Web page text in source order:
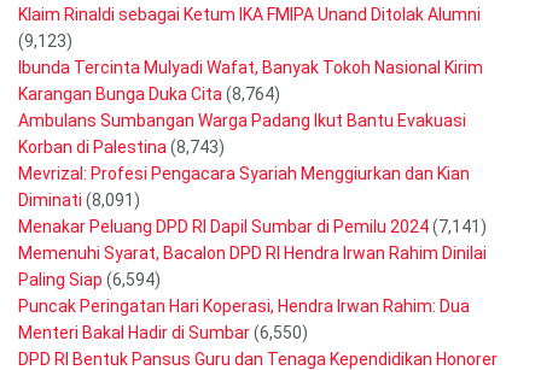
Klaim Rinaldi sebagai Ketum IKA FMIPA Unand Ditolak Alumni
(9,123)
Ibunda Tercinta Mulyadi Wafat, Banyak Tokoh Nasional Kirim
Karangan Bunga Duka Cita (8,764)
Ambulans Sumbangan Warga Padang Ikut Bantu Evakuasi
Korban di Palestina (8,743)
Mevrizal: Profesi Pengacara Syariah Menggiurkan dan Kian
Diminati (8,091)
Menakar Peluang DPD RI Dapil Sumbar di Pemilu 2024(7,141)
Memenuhi Syarat, Bacalon DPD RI Hendra Irwan Rahim Dinilai
Paling Siap (6,594)
Puncak Peringatan Hari Koperasi, Hendra Irwan Rahim: Dua
Menteri Bakal Hadir di Sumbar(6,550)
DPD RI Bentuk Pansus Guru dan Tenaga Kependidikan Honorer